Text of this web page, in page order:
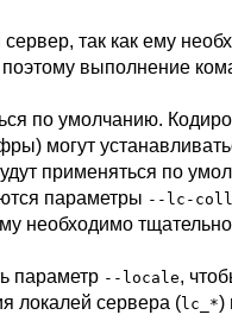
так как ему
поэтому выполнение
по умолчанию.
могут
применяться по
параметры --lc-
необходимо
параметр --locale,
локалей сервера (lc_*)